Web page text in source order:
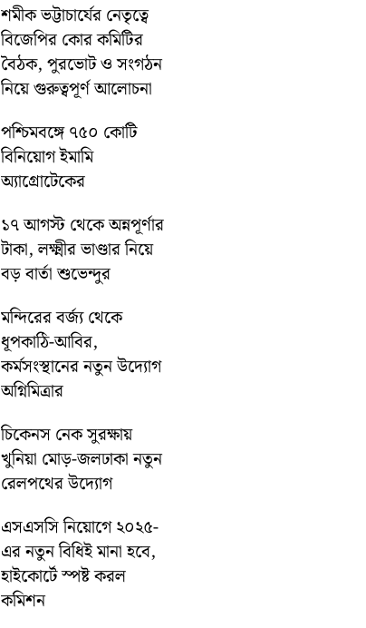
শমীক ভট্টাচার্যের নেতৃত্বে
বিজেপির কোর কমিটির
বৈঠক, পুরভোট ও সংগঠন
নিয়ে গুরুত্বপূর্ণ আলোচনা
পশ্চিমবঙ্গে ৭৫০ কোটি
বিনিয়োগ ইমামি
অ্যাগ্রোটেকের
১৭ আগস্ট থেকে অন্নপূর্ণার
টাকা, লক্ষ্মীর ভাণ্ডার নিয়ে
বড় বার্তা শুভেন্দুর
মন্দিরের বর্জ্য থেকে
ধূপকাঠি-আবির,
কর্মসংস্থানের নতুন উদ্যোগ
অগ্নিমিত্রার
চিকেনস নেক সুরক্ষায়
খুনিয়া মোড়-জলঢাকা নতুন
রেলপথের উদ্যোগ
এসএসসি নিয়োগে ২০২৫-
এর নতুন বিধিই মানা হবে,
হাইকোর্টে স্পষ্ট করল
কমিশন